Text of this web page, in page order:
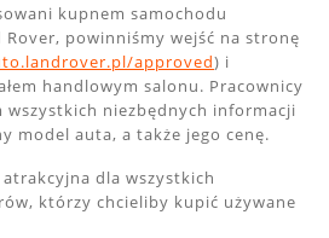
kupnem samochodu
Rover, powinniśmy wejść na stronę
approved) i
handlowym salonu. Pracownicy
wszystkich niezbędnych informacji
model auta, a także jego cenę.
dla wszystkich
którzy chcieliby kupić używane